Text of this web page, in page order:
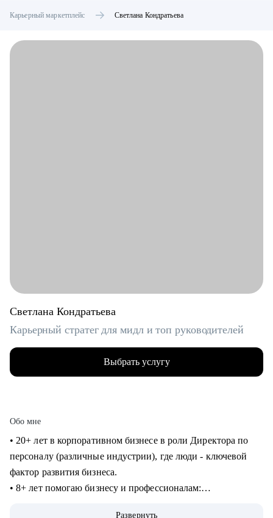
Карьерный маркетплейс Светлана Кондратьева
Светлана Кондратьева
Карьерный стратег для мидл и топ руководителей
Выбрать услугу
Обо мне
• 20+ лет в корпоративном бизнесе в роли Директора по
персоналу (различные индустрии), где люди - ключевой
фактор развития бизнеса.
• 8+ лет помогаю бизнесу и профессионалам:
Развернуть